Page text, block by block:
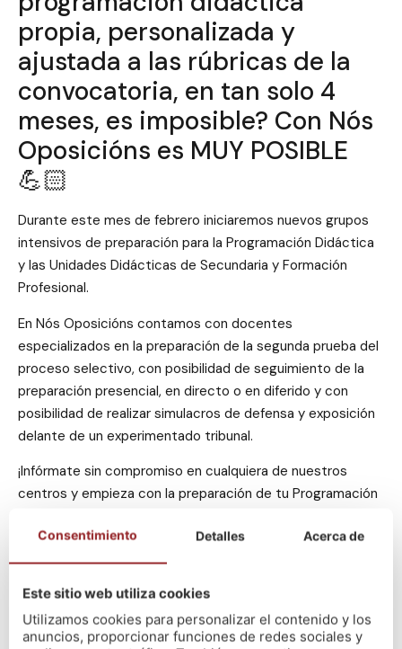
propia, personalizada y
ajustada a las rúbricas de la
convocatoria, en tan solo 4
meses, es imposible? Con Nós
Oposicións es MUY POSIBLE
💪🏻
Durante este mes de febrero iniciaremos nuevos grupos
intensivos de preparación para la Programación Didáctica
y las Unidades Didácticas de Secundaria y Formación
Profesional.
En Nós Oposicións contamos con docentes
especializados en la preparación de la segunda prueba del
proceso selectivo, con posibilidad de seguimiento de la
preparación presencial, en directo o en diferido y con
posibilidad de realizar simulacros de defensa y exposición
delante de un experimentado tribunal.
¡Infórmate sin compromiso en cualquiera de nuestros
centros y empieza con la preparación de tu Programación
tramitas tu alta antes del comienzo de la preparación,
¡tendrás la matrícula gratuíta! 😉
Nós A Coruña (Fábrica de Tabacos) ☎️ 881993969
Nós A Coruña (Calle Merced) ☎️981927420
Nós Santiago ☎️ 981938727
Consentimiento Detalles Acerca de
Este sitio web utiliza cookies
Utilizamos cookies para personalizar el contenido y los
anuncios, proporcionar funciones de redes sociales y